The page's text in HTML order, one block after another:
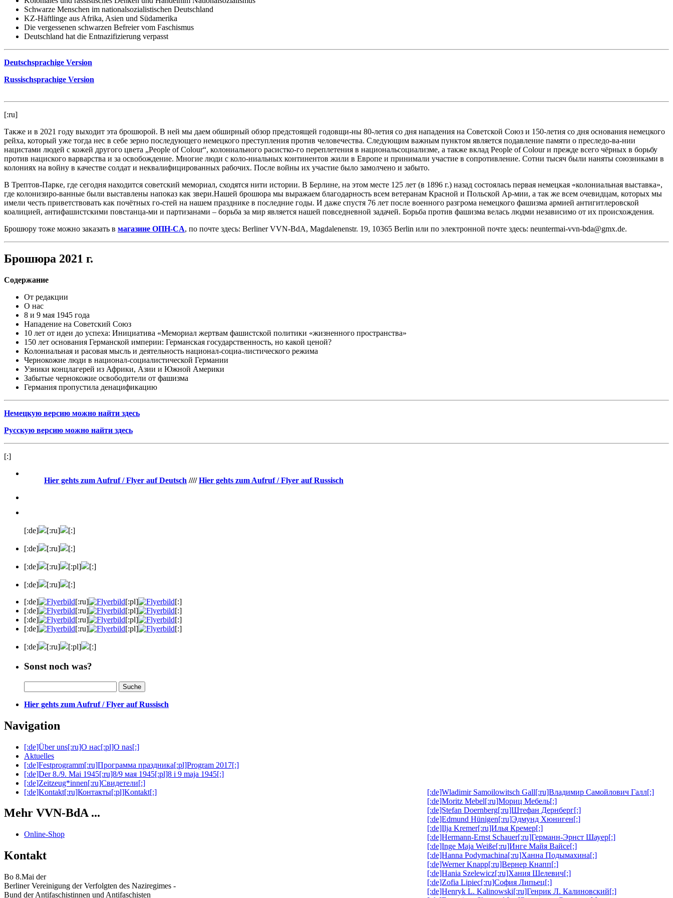
Schwarze Menschen im nationalsozialistischen Deutschland
KZ-Häftlinge aus Afrika, Asien und Südamerika
Die vergessenen schwarzen Befreier vom Faschismus
Deutschland hat die Entnazifizierung verpasst
Deutschsprachige Version
Russischsprachige Version
[:ru]
Также и в 2021 году выходит эта брошюрой. В ней мы даем обширный обзор предстоящей годовщи-ны 80-летия со дня нападения на Советской Союз и 150-летия со дня основания немецкого
рейха, который уже тогда нес в себе зерно последующего немецкого преступления против человечества. Следующим важным пунктом является подавление памяти о преследо-ва-нии
нацистами людей с кожей другого цвета „People of Colour“, колониального расистко-го переплетения в национальсоциализме, а также вклад People of Colour и прежде всего чёрных в борьбу
против нациского варварства и за освобождение. Многие люди с коло-ниальных континентов жили в Европе и принимали участие в сопротивление. Сотни тысяч были наняты союзниками в
колониях на войну в качестве солдат и неквалифицированных рабочих. После войны их участие было замолчено и забыто.
В Трептов-Парке, где сегодня находится советский мемориал, сходятся нити истории. В Берлине, на этом месте 125 лет (в 1896 г.) назад состоялась первая немецкая «колониальная выставка»,
где колонизиро-ванные были выставлены напоказ как звери.Нашей брошюра мы выражаем благодарность всем ветеранам Красной и Польской Ар-мии, а так же всем очевидцам, которых мы
имели честь приветствовать как почётных го-стей на нашем празднике в последние годы. И даже спустя 76 лет после военного разгрома немецкого фашизма армией антигитлеровской
коалицией, антифашистскими повстанца-ми и партизанами – борьба за мир является нашей повседневной задачей. Борьба против фашизма велась людми независимо от их происхождения.
Брошюру тоже можно заказать в магазине OПН-CA, по почте здесь: Berliner VVN-BdA, Magdalenenstr. 19, 10365 Berlin или по электронной почте здесь: neuntermai-vvn-bda@gmx.de.
Брошюра 2021 г.
Содержание
От редакции
О нас
8 и 9 мая 1945 года
Нападение на Советский Союз
10 лет от идеи до успеха: Инициатива «Мемориал жертвам фашистской политики «жизненного пространства»
150 лет основания Германской империи: Германская государственность, но какой ценой?
Колониальная и расовая мысль и деятельность национал-социа-листического режима
Чернокожие люди в национал-социалистической Германии
Узники концлагерей из Африки, Азии и Южной Америки
Забытые чернокожие освободители от фашизма
Германия пропустила денацификацию
Немецкую версию можно найти здесь
Русскую версию можно найти здесь
[:]
Hier gehts zum Aufruf / Flyer auf Deutsch ////Hier gehts zum Aufruf / Flyer auf Russisch
[:de] [:ru] [:]
[:de] [:ru] [:]
[:de] [:ru] [:pl] [:]
[:de] [:ru]
[:]
[:de]
[:ru] [:pl]
[:]
[:de]
[:ru] [:pl]
[:]
[:de]
[:ru] [:pl]
[:]
[:de]
[:ru] [:pl] [:]
[:de] [:ru] [:pl] [:]
Sonst noch was?
Hier gehts zum Aufruf / Flyer auf Russisch
Navigation
[:de]Über uns[:ru]О нас[:pl]O nas[:]
Aktuelles
[:de]Festprogramm[:ru]Программа праздника[:pl]Program 2017[:]
[:de]Der 8./9. Mai 1945[:ru]8/9 мая 1945[:pl]8 i 9 maja 1945[:]
[:de]Zeitzeug*innen[:ru]Свидетели[:]
[:de]Wladimir Samoilowitsch Gall[:ru]Владимир Самойлович Галл[:]
[:de]Moritz Mebel[:ru]Мориц Мебель[:]
[:de]Stefan Doernberg[:ru]Штефан Дернберг[:]
[:de]Edmund Hünigen[:ru]Эдмунд Хюниген[:]
[:de]Ilja Kremer[:ru]Илья Кремер[:]
[:de]Hermann-Ernst Schauer[:ru]Германн-Эрнст Шауер[:]
[:de]Inge Maja Weiße[:ru]Инге Майя Вайсе[:]
[:de]Hanna Podymachina[:ru]Ханна Подымахина[:]
[:de]Werner Knapp[:ru]Вернер Кнапп[:]
[:de]Hania Szelewicz[:ru]Хания Шелевич[:]
[:de]Zofia Lipiec[:ru]София Липьец[:]
[:de]Henryk L. Kalinowski[:ru]Генрик Л. Калиновский[:]
[:de]Kontakt[:ru]Контакты[:pl]Kontakt[:]
Mehr VVN-BdA ...
Online-Shop
Kontakt
Bo 8.Mai der
Berliner Vereinigung der Verfolgten des Naziregimes -
Bund der Antifaschistinnen und Antifaschisten